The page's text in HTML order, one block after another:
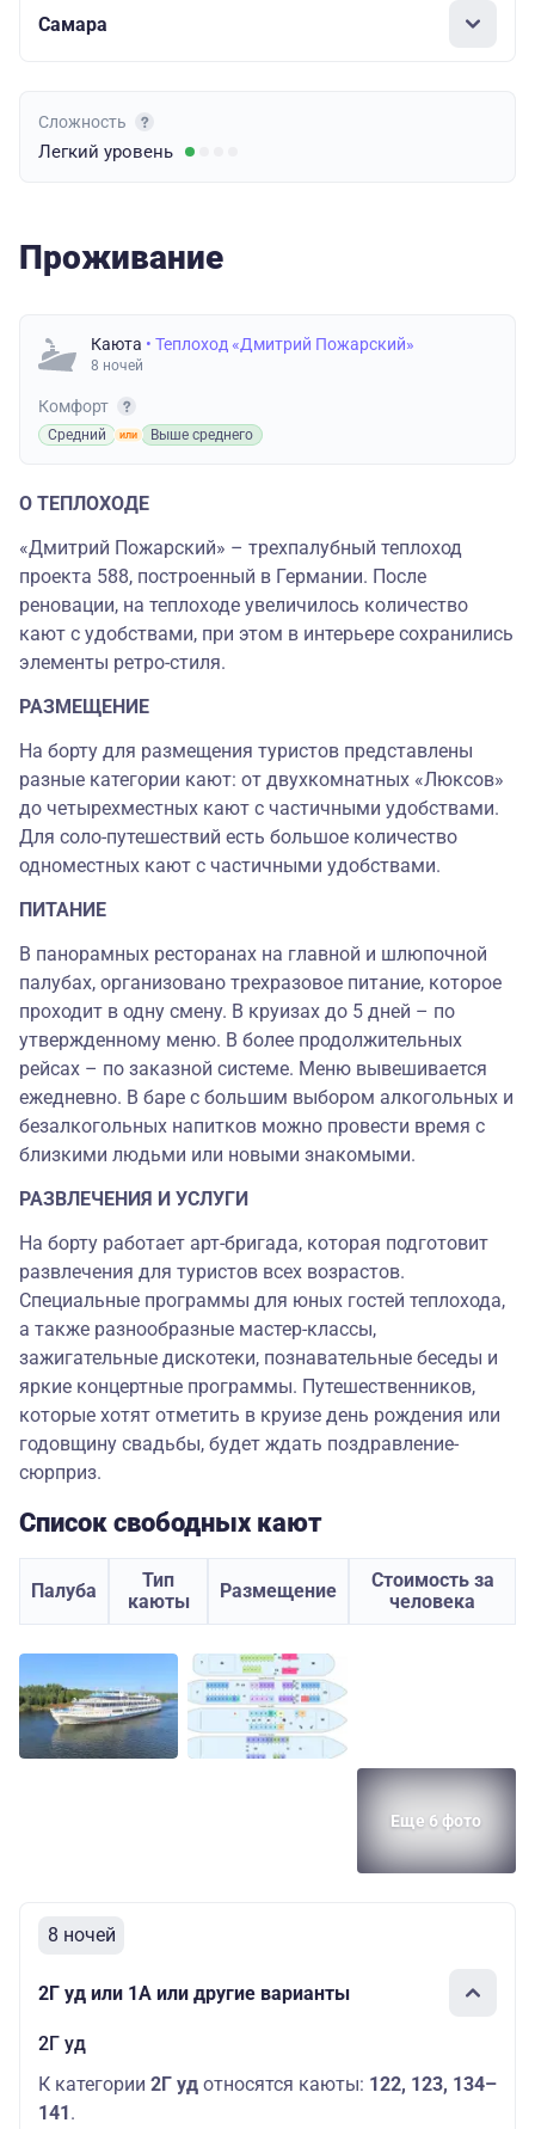
Самара
Сложность
Легкий уровень
Проживание
Каюта • Теплоход «Дмитрий Пожарский»
8 ночей
Комфорт
Средний Выше среднего
О ТЕПЛОХОДЕ
«Дмитрий Пожарский» – трехпалубный теплоход
проекта 588, построенный в Германии. После
реновации, на теплоходе увеличилось количество
кают с удобствами, при этом в интерьере сохранились
элементы ретро-стиля.
РАЗМЕЩЕНИЕ
На борту для размещения туристов представлены
разные категории кают: от двухкомнатных «Люксов»
до четырехместных кают с частичными удобствами.
Для соло-путешествий есть большое количество
одноместных кают с частичными удобствами.
ПИТАНИЕ
В панорамных ресторанах на главной и шлюпочной
палубах, организовано трехразовое питание, которое
проходит в одну смену. В круизах до 5 дней – по
утвержденному меню. В более продолжительных
рейсах – по заказной системе. Меню вывешивается
ежедневно. В баре с большим выбором алкогольных и
безалкогольных напитков можно провести время с
близкими людьми или новыми знакомыми.
РАЗВЛЕЧЕНИЯ И УСЛУГИ
На борту работает арт-бригада, которая подготовит
развлечения для туристов всех возрастов.
Специальные программы для юных гостей теплохода,
а также разнообразные мастер-классы,
зажигательные дискотеки, познавательные беседы и
яркие концертные программы. Путешественников,
которые хотят отметить в круизе день рождения или
годовщину свадьбы, будет ждать поздравление-
сюрприз.
Список свободных кают
Палуба
Тип
каюты
Размещение
Стоимость за
человека
Еще 6 фото
8 ночей
2Г уд или 1А или другие варианты
2Г уд
К категории 2Г уд относятся каюты: 122, 123, 134–
141 .